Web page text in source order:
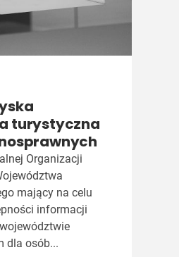
turystyczna
Organizacji
mający na celu
informacji
dla osób...